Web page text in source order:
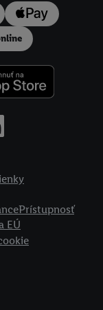
Prístupnosť
EÚ
na "Súhlasím
uvedené účely.
s účinnosťou
osobných